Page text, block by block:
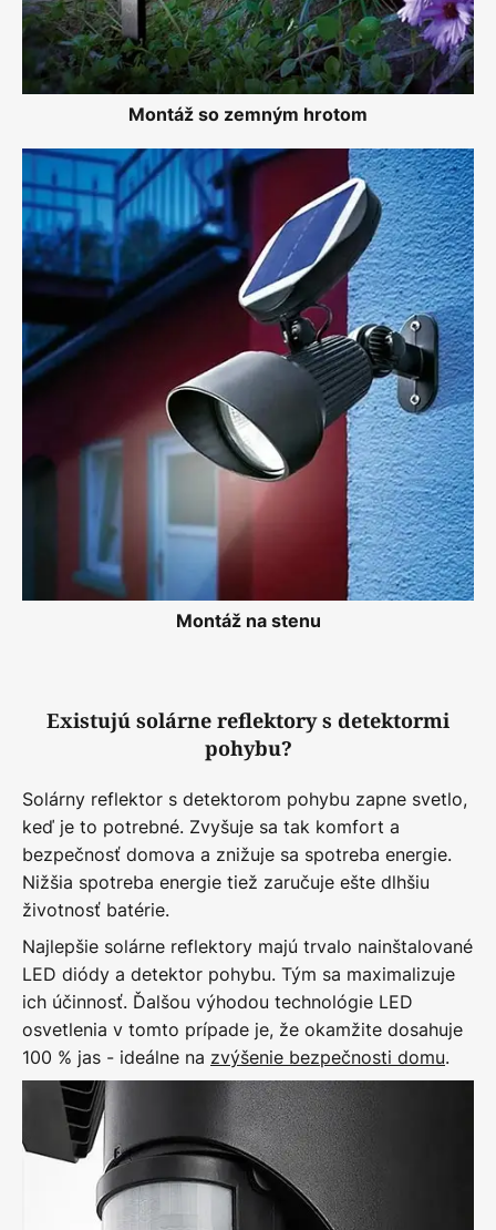
Montáž so zemným hrotom
Montáž na stenu
Existujú solárne reflektory s detektormi
pohybu?
Solárny reflektor s detektorom pohybu zapne svetlo,
keď je to potrebné. Zvyšuje sa tak komfort a
bezpečnosť domova a znižuje sa spotreba energie.
Nižšia spotreba energie tiež zaručuje ešte dlhšiu
životnosť batérie.
Najlepšie solárne reflektory majú trvalo nainštalované
LED diódy a detektor pohybu. Tým sa maximalizuje
ich účinnosť. Ďalšou výhodou technológie LED
osvetlenia v tomto prípade je, že okamžite dosahuje
100 % jas - ideálne na zvýšenie bezpečnosti domu.